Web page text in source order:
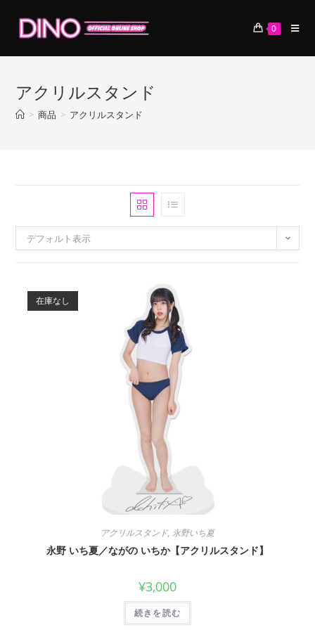
ン
0
アクリルスタンド
> 商品 > アクリルスタンド
デフォルト表示
在庫なし
アクリルスタンド, 永野いち夏
永野 いち夏／ながの いちか【アクリルスタンド】
¥3,000
続きを読む